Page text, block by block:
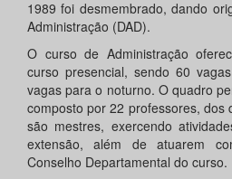
1989 foi desmembrado, dando
Administração (DAD).
O curso de Administração
curso presencial, sendo 60
vagas para o noturno. O quadro
composto por 22 professores, dos
são mestres, exercendo
extensão, além de atuarem
Conselho Departamental do curso.